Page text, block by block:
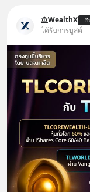
WealthX ยื
ได้รับการบูสต์